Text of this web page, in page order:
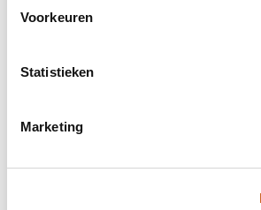
Voorkeuren
Statistieken
Marketing
impact hoog op de